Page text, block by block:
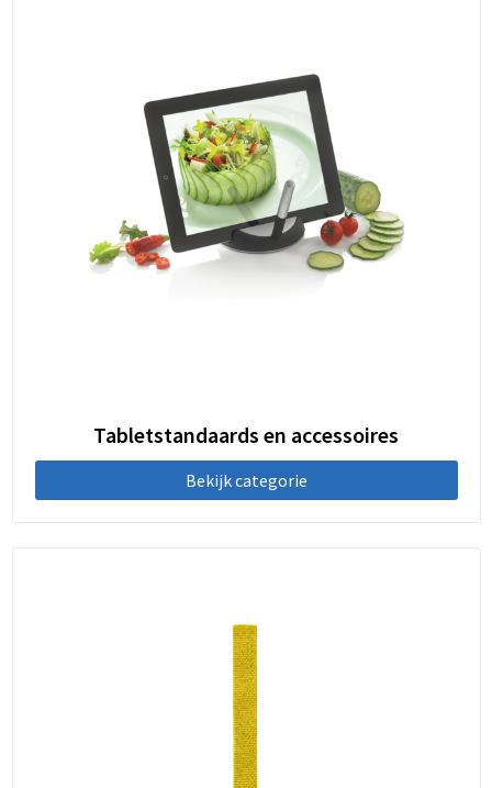
Tabletstandaards en accessoires
Bekijk categorie